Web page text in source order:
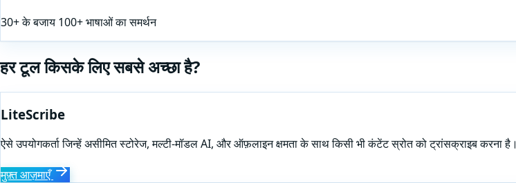
30+ के बजाय 100+ भाषाओं का समर्थन
हर टूल किसके लिए सबसे अच्छा है?
LiteScribe
ऐसे उपयोगकर्ता जिन्हें असीमित स्टोरेज, मल्टी-मॉडल AI, और ऑफ़लाइन क्षमता के साथ किसी भी कंटेंट स्रोत को ट्रांसक्राइब करना है।
मुफ़्त आज़माएँ